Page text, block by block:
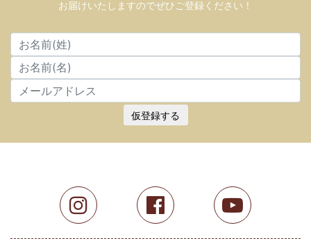
お届けいたしますのでぜひご登録ください！
仮登録する